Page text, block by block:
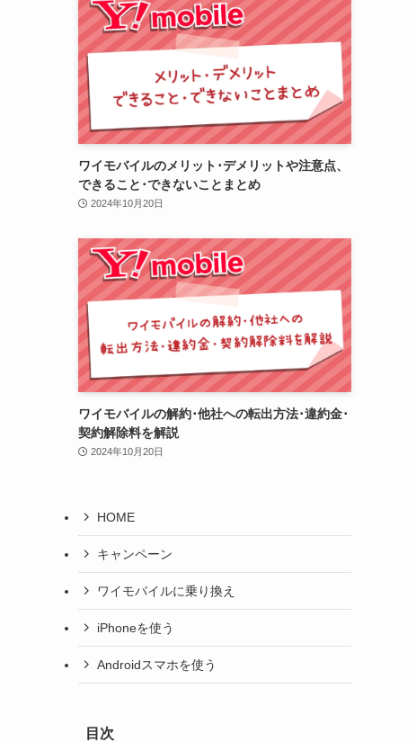
ワイモバイルのメリット･デメリットや注意点、
できること･できないことまとめ
2024年10月20日
ワイモバイルの解約･他社への転出方法･違約金･
契約解除料を解説
2024年10月20日
HOME
キャンペーン
ワイモバイルに乗り換え
iPhoneを使う
Androidスマホを使う
目次